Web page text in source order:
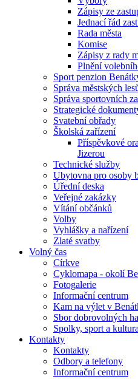
Zápisy ze
Jednací řád
Rada města
Komise
Zápisy z rady
Plnění
Sport penzion
Správa městských
Správa sportovních
Strategické
Svatební obřady
Školská zařízení
Příspěvkové
Jizerou
Technické služby
Ubytovna pro osoby
Úřední deska
Veřejné zakázky
Vítání občánků
Volby
Vyhlášky a nařízení
Zlaté svatby
Volný čas
Církve
Cyklomapa - okolí
Fotogalerie
Informační centrum
Kam na výlet v
Sbor dobrovolných
Spolky, sport a kultura
Kontakty
Kontakty
Odbory a telefony
Informační centrum